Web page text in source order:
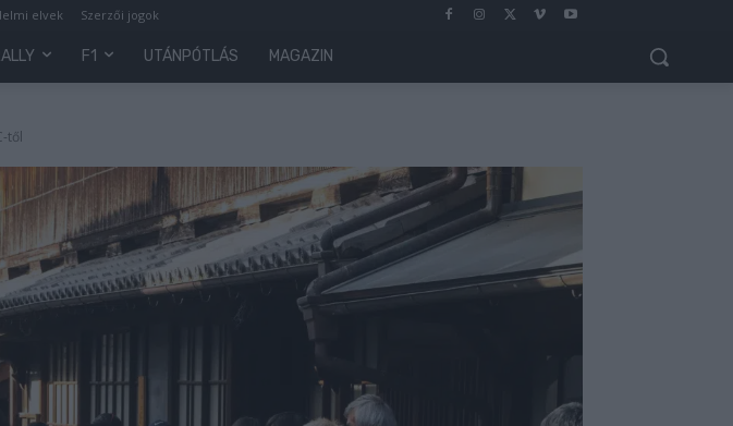
elvek Szerzői jogok
F1 UTÁNPÓTLÁS MAGAZIN
től